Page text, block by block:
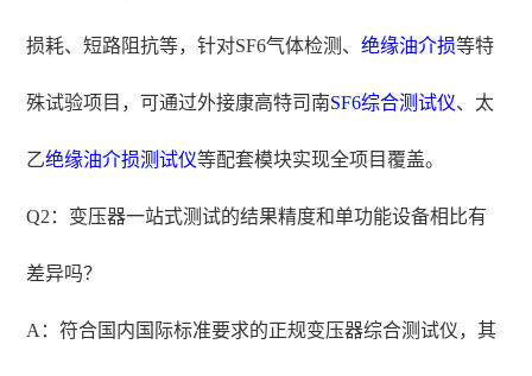
损耗、短路阻抗等，针对SF6气体检测、绝缘油介损等特
殊试验项目，可通过外接康高特司南SF6综合测试仪、太
乙绝缘油介损测试仪等配套模块实现全项目覆盖。
Q2：变压器一站式测试的结果精度和单功能设备相比有
差异吗？
A：符合国内国际标准要求的正规变压器综合测试仪，其